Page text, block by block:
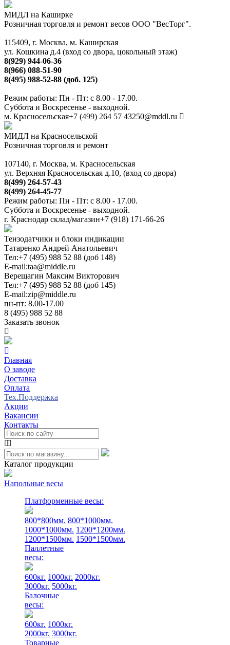
МИДЛ на Каширке
Розничная торговля и ремонт весов ООО "ВесТорг".
115409, г. Москва, м. Каширская
ул. Кошкина д.4 (вход со двора, цокольный этаж)
8(929) 944-06-36
8(966) 088-51-90
8(495) 988-52-88 (доб. 125)
Режим работы: Пн - Пт: с 8.00 - 17.00.
Суббота и Воскресенье - выходной.
м. Красносельская+7 (499) 264 57 43250@mddl.ru
МИДЛ на Красносельской
Розничная торговля и ремонт
107140, г. Москва, м. Красносельская
ул. Верхняя Красносельская д.10, (вход со двора)
8(499) 264-57-43
8(499) 264-45-77
Режим работы: Пн - Пт: с 8.00 - 17.00.
Суббота и Воскресенье - выходной.
г. Краснодар склад/магазин+7 (918) 171-66-26
Тензодатчики и блоки индикации
Татаренко Андрей Анатольевич
Тел:+7 (495) 988 52 88 (доб 148)
E-mail:taa@middle.ru
Верещагин Максим Викторович
Тел:+7 (495) 988 52 88 (доб 145)
E-mail:zip@middle.ru
пн-пт: 8.00-17.00
8 (495) 988 52 88
Заказать звонок
Главная
О заводе
Доставка
Оплата
Тех.Поддержка
Акции
Вакансии
Контакты
Каталог продукции
Напольные весы
Платформенные весы:
800*800мм. 800*1000мм.
1000*1000мм. 1200*1200мм.
1200*1500мм. 1500*1500мм.
Паллетные
весы:
600кг. 1000кг. 2000кг.
3000кг. 5000кг.
Балочные
весы:
600кг. 1000кг.
2000кг. 3000кг.
Товарные